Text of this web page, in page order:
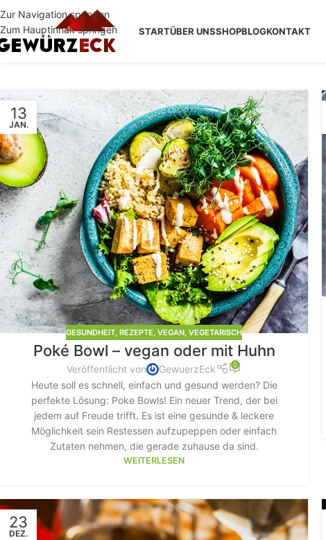
Zur Navigation springen
Zum Hauptinhalt springen
STARTÜBER UNSSHOPBLOGKONTAKT
13
JAN.
GESUNDHEIT ,REZEPTE ,VEGAN ,VEGETARISCH
Poké Bowl – vegan oder mit Huhn
Veröffentlicht von GewuerzEck 0
Heute soll es schnell, einfach und gesund werden? Die
perfekte Lösung: Poke Bowls! Ein neuer Trend, der bei
jedem auf Freude trifft. Es ist eine gesunde & leckere
Möglichkeit sein Restessen aufzupeppen oder einfach
Zutaten nehmen, die gerade zuhause da sind.
WEITERLESEN
23
DEZ.